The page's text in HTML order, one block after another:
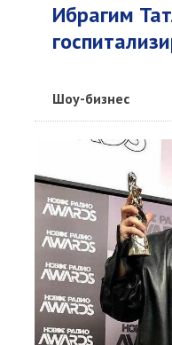
Ибрагим
Шоу-бизнес